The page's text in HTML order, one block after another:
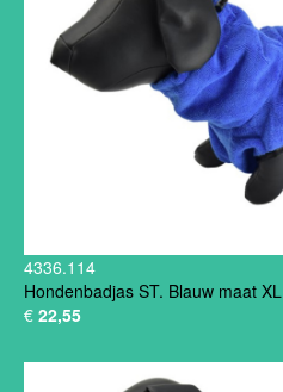
4336.114
Hondenbadjas ST. Blauw maat XL
€ 22,55